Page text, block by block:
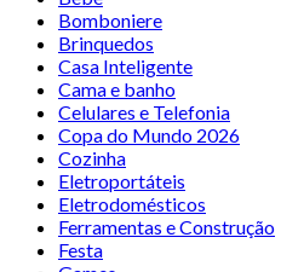
Bomboniere
Brinquedos
Casa Inteligente
Cama e banho
Celulares e Telefonia
Copa do Mundo 2026
Cozinha
Eletroportáteis
Eletrodomésticos
Ferramentas e Construção
Festa